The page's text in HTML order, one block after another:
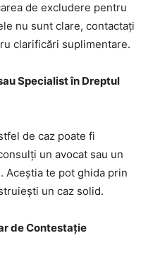
de excludere pentru
nu sunt clare, contactați
clarificări suplimentare.
Specialist în Dreptul
de caz poate fi
un avocat sau un
Aceștia te pot ghida prin
un caz solid.
de Contestație